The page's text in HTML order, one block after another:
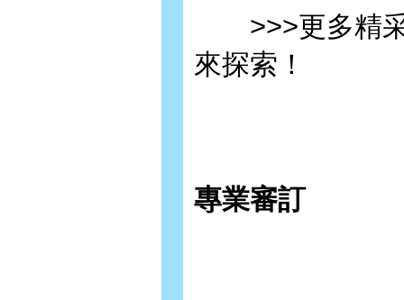
>>>更多精采
來探索！
專業審訂